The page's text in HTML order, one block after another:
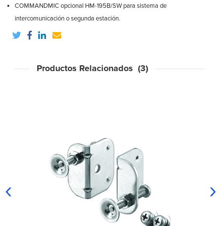
COMMANDMIC opcional HM-195B/SW para sistema de
intercomunicación o segunda estación.
Productos Relacionados (3)
‹ ›